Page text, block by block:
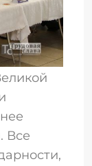
Все